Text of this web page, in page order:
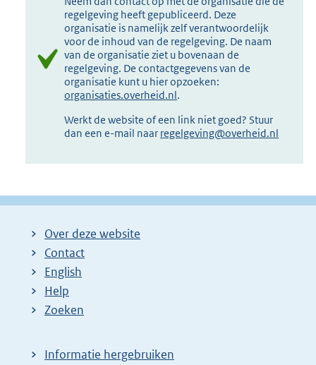
regelgeving heeft gepubliceerd. Deze
organisatie is namelijk zelf verantwoordelijk
voor de inhoud van de regelgeving. De naam
van de organisatie ziet u bovenaan de
regelgeving. De contactgegevens van de
organisatie kunt u hier opzoeken:
organisaties.overheid.nl.
Werkt de website of een link niet goed? Stuur
dan een e-mail naar regelgeving@overheid.nl
Over deze website
Contact
English
Help
Zoeken
Informatie hergebruiken